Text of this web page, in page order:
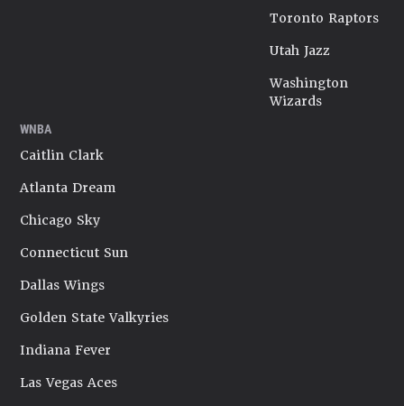
Toronto Raptors
Utah Jazz
Washington
Wizards
WNBA
Caitlin Clark
Atlanta Dream
Chicago Sky
Connecticut Sun
Dallas Wings
Golden State Valkyries
Indiana Fever
Las Vegas Aces